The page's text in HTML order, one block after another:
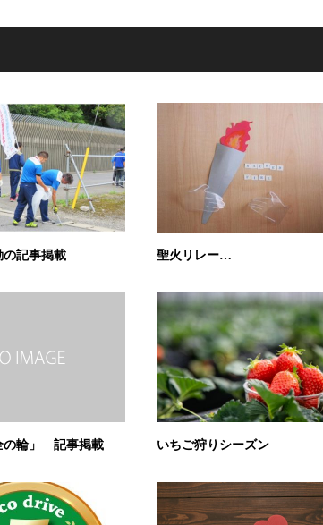
の記事掲載 聖火リレー…
の輪」 記事掲載 いちご狩りシーズン